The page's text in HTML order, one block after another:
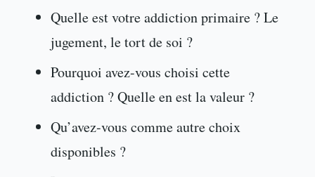
Quelle est votre addiction primaire ? Le
jugement, le tort de soi ?
Pourquoi avez-vous choisi cette
addiction ? Quelle en est la valeur ?
Qu’avez-vous comme autre choix
disponibles ?